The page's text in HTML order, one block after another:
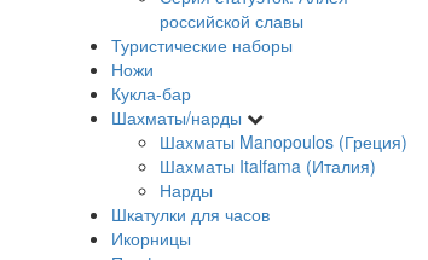
российской славы
Туристические наборы
Ножи
Кукла-бар
Шахматы/нарды
Шахматы Manopoulos (Греция)
Шахматы Italfama (Италия)
Нарды
Шкатулки для часов
Икорницы